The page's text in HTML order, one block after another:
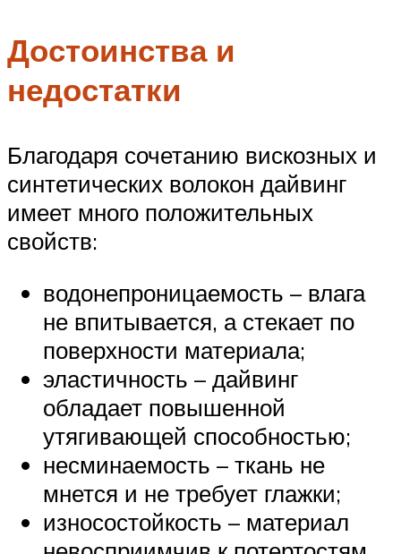
Достоинства и
недостатки
Благодаря сочетанию вискозных и
синтетических волокон дайвинг
имеет много положительных
свойств:
водонепроницаемость – влага
не впитывается, а стекает по
поверхности материала;
эластичность – дайвинг
обладает повышенной
утягивающей способностью;
несминаемость – ткань не
мнется и не требует глажки;
износостойкость – материал